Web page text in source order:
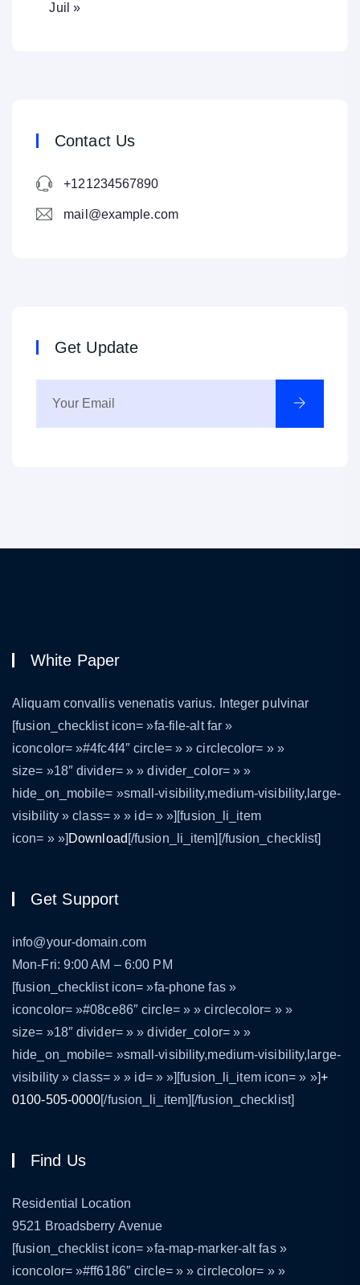
Juil »
Contact Us
+121234567890
mail@example.com
Get Update
White Paper
Aliquam convallis venenatis varius. Integer pulvinar
[fusion_checklist icon= »fa-file-alt far »
iconcolor= »#4fc4f4″ circle= » » circlecolor= » »
size= »18″ divider= » » divider_color= » »
hide_on_mobile= »small-visibility,medium-visibility,large-
visibility » class= » » id= » »][fusion_li_item
icon= » »] Download [/fusion_li_item][/fusion_checklist]
Get Support
info@your-domain.com
Mon-Fri: 9:00 AM – 6:00 PM
[fusion_checklist icon= »fa-phone fas »
iconcolor= »#08ce86″ circle= » » circlecolor= » »
size= »18″ divider= » » divider_color= » »
hide_on_mobile= »small-visibility,medium-visibility,large-
visibility » class= » » id= » »][fusion_li_item icon= » »]+
0100-505-0000[/fusion_li_item][/fusion_checklist]
Find Us
Residential Location
9521 Broadsberry Avenue
[fusion_checklist icon= »fa-map-marker-alt fas »
iconcolor= »#ff6186″ circle= » » circlecolor= » »